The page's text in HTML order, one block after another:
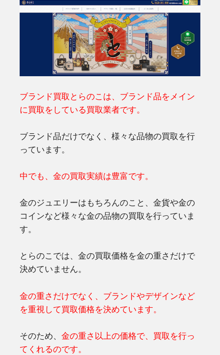
ブランド買取とらのこは、ブランド品をメイン
に買取をしている買取業者です。
ブランド品だけでなく、様々な品物の買取を行
っています。
中でも、金の買取実績は豊富です。
金のジュエリーはもちろんのこと、金貨や金の
コインなど様々な金の品物の買取を行っていま
す。
とらのこでは、金の買取価格を金の重さだけで
決めていません。
金の重さだけでなく、ブランドやデザインなど
を重視して買取価格を決めています。
そのため、 金の重さ以上の価格で、買取を行っ
てくれるのです。